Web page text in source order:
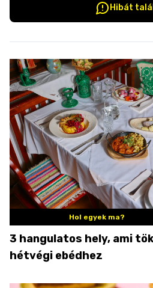
Hibát
Hol egyek ma?
3 hangulatos hely, ami
hétvégi ebédhez